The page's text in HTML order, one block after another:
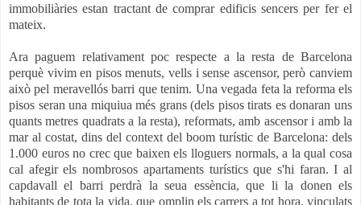
immobiliàries estan tractant de comprar edificis sencers per fer el
mateix.
Ara paguem relativament poc respecte a la resta de Barcelona
perquè vivim en pisos menuts, vells i sense ascensor, però canviem
això pel meravellós barri que tenim. Una vegada feta la reforma els
pisos seran una miquiua més grans (dels pisos tirats es donaran uns
quants metres quadrats a la resta), reformats, amb ascensor i amb la
mar al costat, dins del context del boom turístic de Barcelona: dels
1.000 euros no crec que baixen els lloguers normals, a la qual cosa
cal afegir els nombrosos apartaments turístics que s'hi faran. I al
capdavall el barri perdrà la seua essència, que li la donen els
habitants de tota la vida, que omplin els carrers a tot hora, vinculats